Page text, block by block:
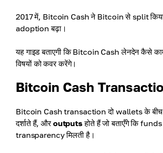
2017 में, Bitcoin Cash ने Bitcoin से split
adoption बढ़ा।
यह गाइड बताएगी कि Bitcoin Cash लेनदेन कैसे
विषयों को कवर करेंगे।
Bitcoin Cash
Bitcoin Cash transaction दो wallets के बीच
दर्शाते हैं, औरoutputsहोते हैं जो बताएँगे कि
transparency मिलती है।